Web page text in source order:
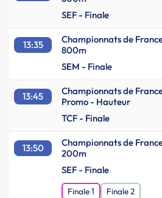
SEF - Finale
13:35
Championnats de
800m
SEM - Finale
13:45
Championnats de
Promo - Hauteur
TCF - Finale
13:50
Championnats de
200m
SEF - Finale
Finale 1 Finale 2